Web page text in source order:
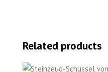
Related products